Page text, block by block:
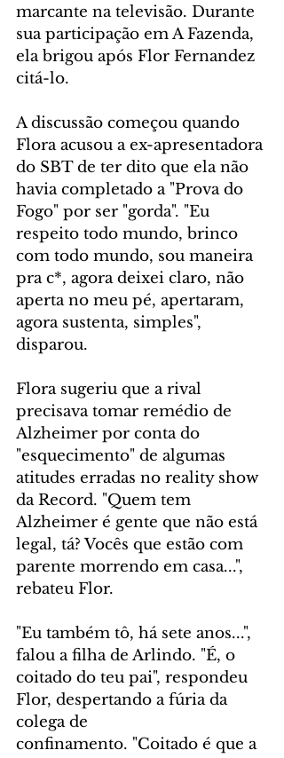
marcante na televisão. Durante
sua participação em A Fazenda,
ela brigou após Flor Fernandez
citá-lo.
A discussão começou quando
Flora acusou a ex-apresentadora
do SBT de ter dito que ela não
havia completado a "Prova do
Fogo" por ser "gorda". "Eu
respeito todo mundo, brinco
com todo mundo, sou maneira
pra c*, agora deixei claro, não
aperta no meu pé, apertaram,
agora sustenta, simples",
disparou.
Flora sugeriu que a rival
precisava tomar remédio de
Alzheimer por conta do
"esquecimento" de algumas
atitudes erradas no reality show
da Record. "Quem tem
Alzheimer é gente que não está
legal, tá? Vocês que estão com
parente morrendo em casa...",
rebateu Flor.
"Eu também tô, há sete anos...",
falou a filha de Arlindo. "É, o
coitado do teu pai", respondeu
Flor, despertando a fúria da
colega de
confinamento. "Coitado é que a